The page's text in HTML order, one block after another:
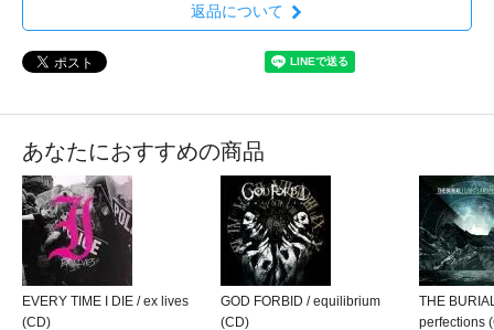
返品について
あなたにおすすめの商品
EVERY TIME I DIE / ex lives
(CD)
GOD FORBID / equilibrium
(CD)
THE
perfections